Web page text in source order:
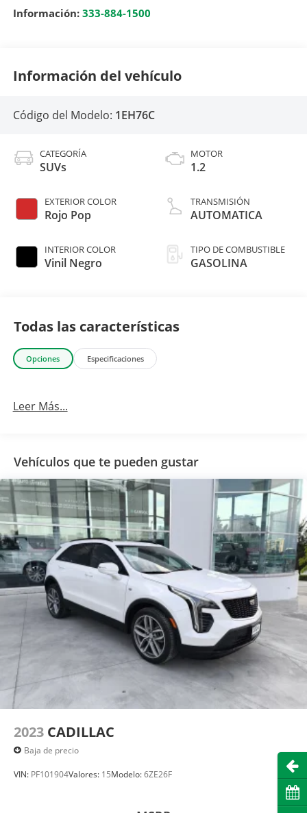
Información: 333-884-1500
Información del vehículo
Código del Modelo: 1EH76C
CATEGORÍA
SUVs
EXTERIOR COLOR
Rojo Pop
INTERIOR COLOR
Vinil Negro
MOTOR
1.2
TRANSMISIÓN
AUTOMATICA
TIPO DE COMBUSTIBLE
GASOLINA
Todas las características
Opciones Especificaciones
Leer Más...
Vehículos que te pueden gustar
2023 CADILLAC
Baja de precio
VIN: PF101904Valores: 15Modelo:6ZE26F